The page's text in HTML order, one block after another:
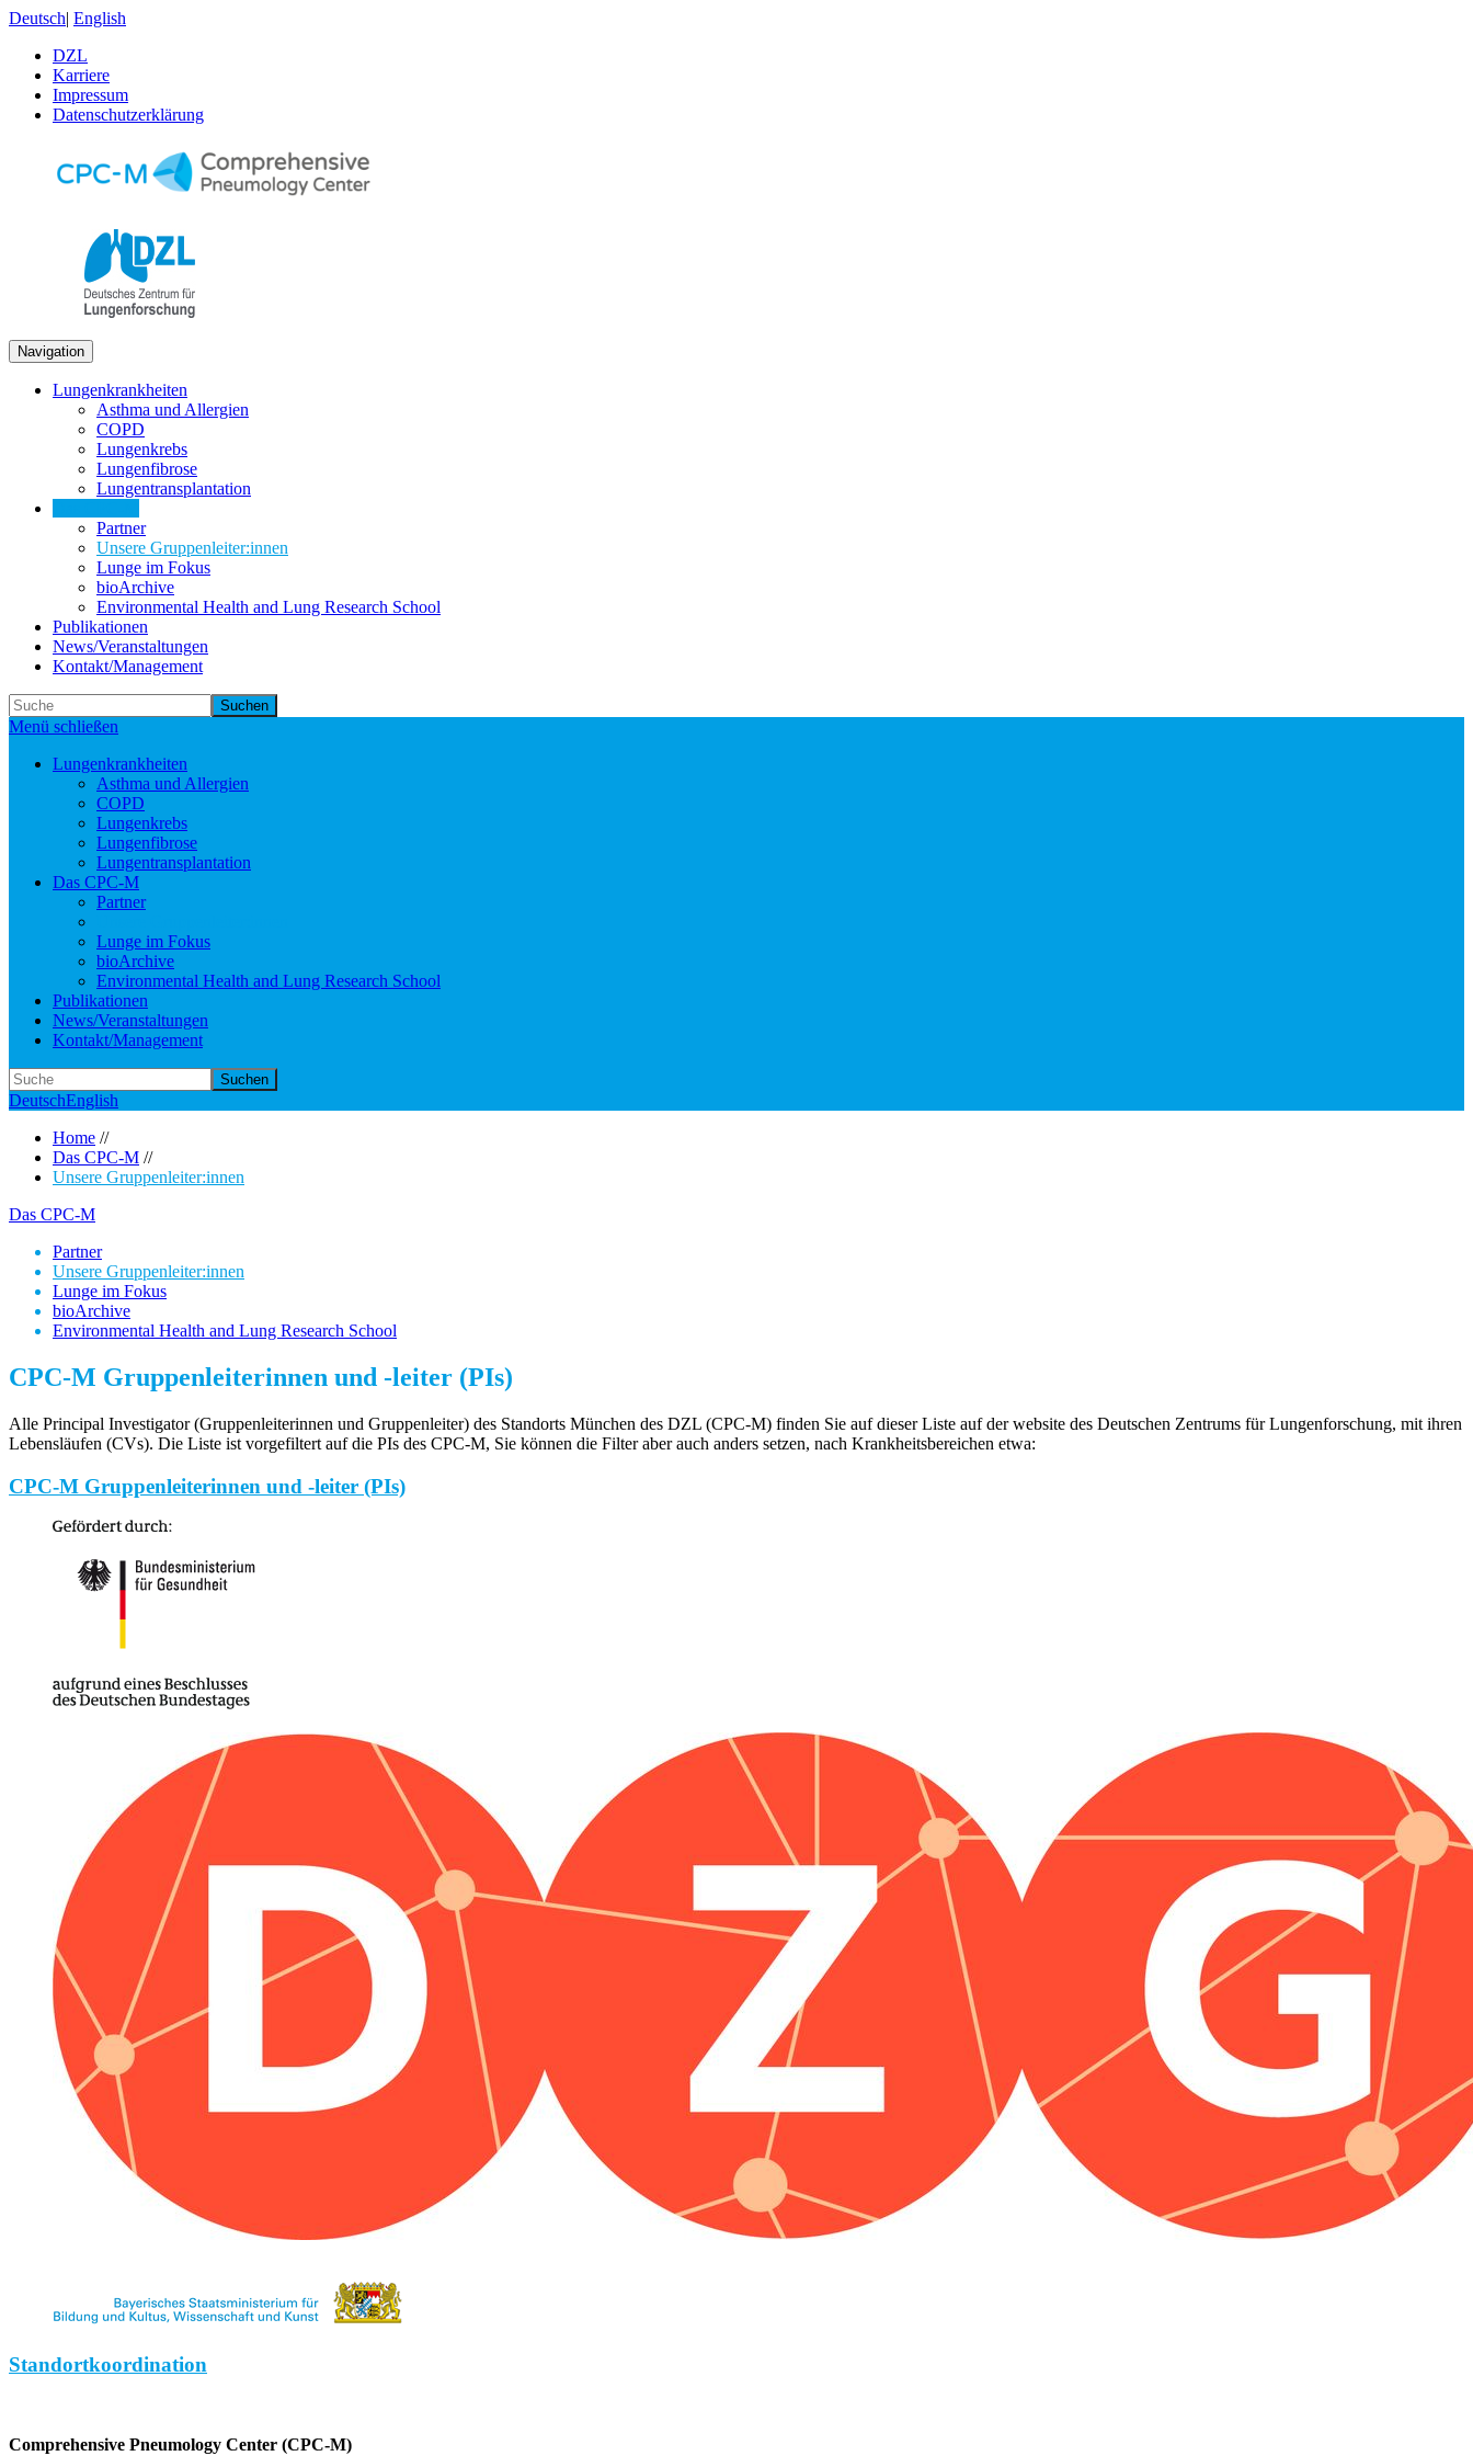
Deutsch| English
DZL
Karriere
Impressum
Datenschutzerklärung
Navigation
Lungenkrankheiten
Asthma und Allergien
COPD
Lungenkrebs
Lungenfibrose
Lungentransplantation
Partner
Unsere Gruppenleiter:innen
Lunge im Fokus
bioArchive
Environmental Health and Lung Research School
Publikationen
News/Veranstaltungen
Kontakt/Management
Suchen
Menü schließen
Lungenkrankheiten
Asthma und Allergien
COPD
Lungenkrebs
Lungenfibrose
Lungentransplantation
Das CPC-M
Partner
Lunge im Fokus
bioArchive
Environmental Health and Lung Research School
Publikationen
News/Veranstaltungen
Kontakt/Management
Suchen
DeutschEnglish
Home //
Das CPC-M //
Unsere Gruppenleiter:innen
Das CPC-M
Partner
Unsere Gruppenleiter:innen
Lunge im Fokus
bioArchive
Environmental Health and Lung Research School
CPC-M Gruppenleiterinnen und -leiter (PIs)
Alle Principal Investigator (Gruppenleiterinnen und Gruppenleiter) des Standorts München des DZL (CPC-M) finden Sie auf dieser Liste auf der website des Deutschen Zentrums für Lungenforschung, mit ihren
Lebensläufen (CVs). Die Liste ist vorgefiltert auf die PIs des CPC-M, Sie können die Filter aber auch anders setzen, nach Krankheitsbereichen etwa:
CPC-M Gruppenleiterinnen und -leiter (PIs)
Standortkoordination
Comprehensive Pneumology Center (CPC-M)